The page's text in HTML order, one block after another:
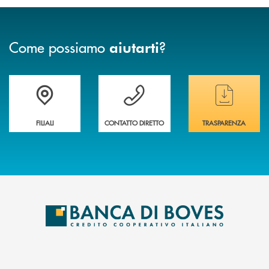
Come possiamo aiutarti?
Trova la filiale&nbsp; più vicina a te
FILIALI
Hai bisogno di assistenza immediata ?
CONTATTO DIRETTO
Hai bisogno di
TRASPARENZA